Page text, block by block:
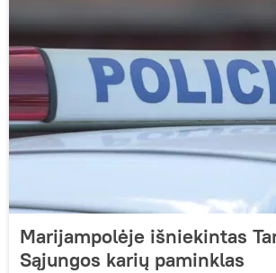
Marijampolėje išniekintas
Sąjungos karių paminklas